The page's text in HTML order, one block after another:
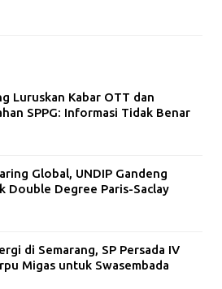
Luruskan Kabar OTT dan
SPPG: Informasi Tidak Benar
Global, UNDIP Gandeng
Double Degree Paris-Saclay
di Semarang, SP Persada IV
Migas untuk Swasembada